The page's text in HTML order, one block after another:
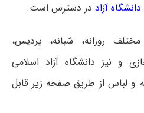
آزاد در دسترس است.
روزانه، شبانه، پردیس،
و نیز دانشگاه آزاد اسلامی
و لباس از طریق صفحه زیر قابل